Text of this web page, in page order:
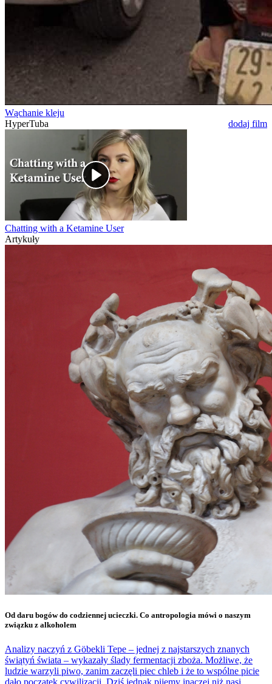
Wąchanie kleju
HyperTuba
dodaj film
Chatting with a Ketamine User
Artykuły
Od daru bogów do codziennej ucieczki. Co antropologia mówi o naszym
związku z alkoholem
Analizy naczyń z Göbekli Tepe – jednej z najstarszych znanych
świątyń świata – wykazały ślady fermentacji zboża. Możliwe, że
ludzie warzyli piwo, zanim zaczęli piec chleb i że to wspólne picie
dało początek cywilizacji. Dziś jednak pijemy inaczej niż nasi